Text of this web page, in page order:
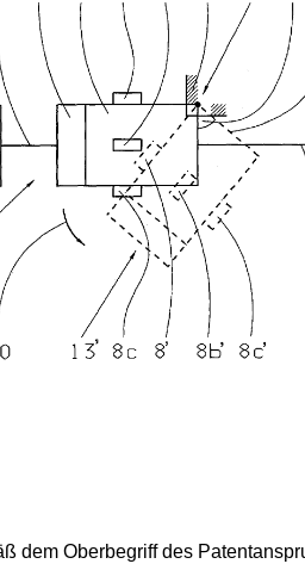
dem Oberbegriff des